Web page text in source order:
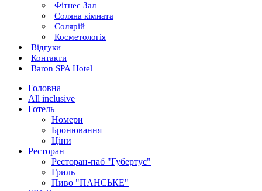
Фітнес Зал
Соляна кімната
Солярій
Косметологія
Відгуки
Контакти
Baron SPA Hotel
Головна
All inclusive
Готель
Номери
Бронювання
Ціни
Ресторан
Ресторан-паб "Губертус"
Гриль
Пиво "ПАНСЬКЕ"